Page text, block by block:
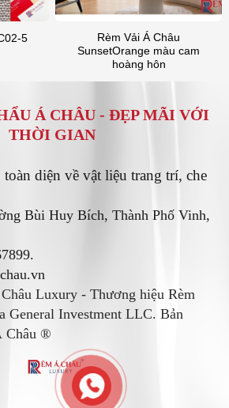
5
Rèm Vải Á Châu
SunsetOrange màu cam
hoàng hôn
Á CHÂU - ĐẸP MÃI VỚI
THỜI GIAN
diện về vật liệu trang trí, che
Bùi Huy Bích, Thành Phố Vinh,
Luxury - Thương hiệu Rèm
General Investment LLC. Bản
Châu ®